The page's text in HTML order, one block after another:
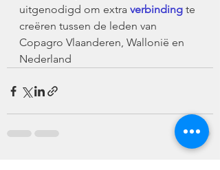
uitgenodigd om extra verbinding te
creëren tussen de leden van
Copagro Vlaanderen, Wallonië en
Nederland